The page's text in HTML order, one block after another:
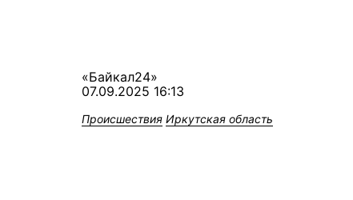
«Байкал24»
07.09.2025 16:13
Происшествия Иркутская область